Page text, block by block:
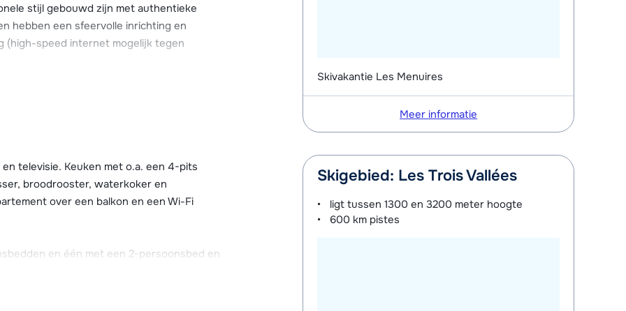
stijl gebouwd zijn met authentieke
hebben een sfeervolle inrichting en
(high-speed internet mogelijk tegen
te regelen. Verder beschikt Les
Parkeerplaatsen zijn tegen
ter plaatse.
restaurant en een Skiset winkel te
aanbod aan restaurants en winkels.
televisie. Keuken met o.a. een 4-pits
broodrooster, waterkoker en
over een balkon en een Wi-Fi
en één met een 2-persoonsbed en
met bad. Toilet.
Skivakantie Les Menuires
Meer informatie
Skigebied: Les Trois Vallées
ligt tussen1300 en 3200 meter hoogte
600 km pistes